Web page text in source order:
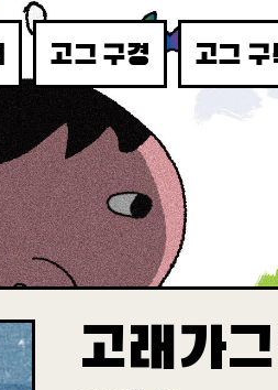
고그 구경 고그 구
고래가